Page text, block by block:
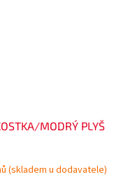
MODRÝ PLYŠ
(skladem u dodavatele)